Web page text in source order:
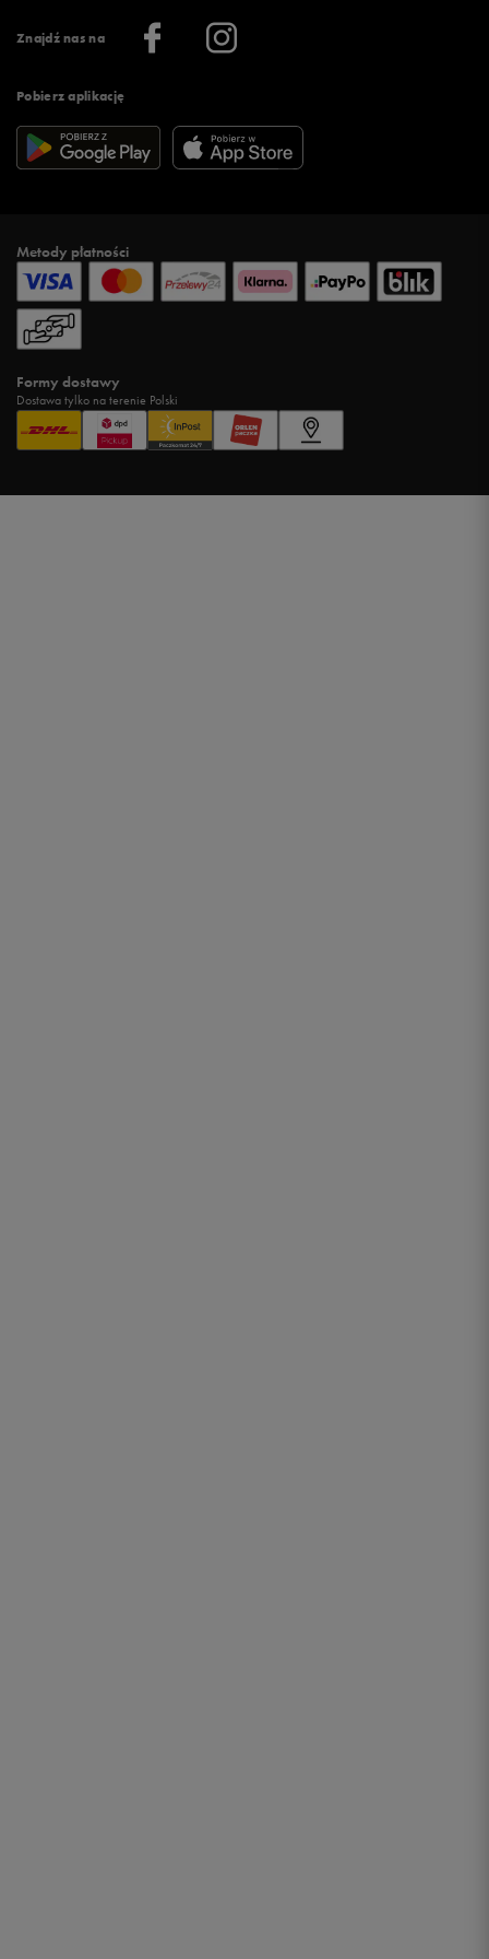
Znajdź nas na
Pobierz aplikację
Więcej regulaminów >
Informacje o firmie
Metody płatności
Formy dostawy
Dostawa tylko na terenie Polski